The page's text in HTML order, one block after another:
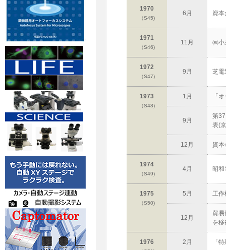
1970
（S45)
6月 資
1971
（S46)
11月 ㈱小
1972
（S47)
9月 芝電
1973
（S48)
1月 「
9月
第
表(
12月 資
1974
（S49)
4月 昭
1975
（S50)
5月 工作
12月
貿
を移
1976 2月 「